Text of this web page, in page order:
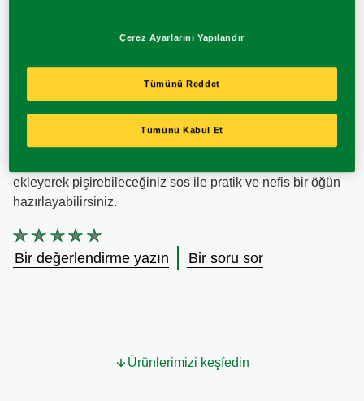
edenlerin güvenle tercih edebileceği sos, nefis krema ve
kurutulmuş mantarların harmanlanmasıyla hazırlanır.
İtalyan usulü, lezzetli bir makarna hazırlamanıza yardımcı
olan Knorr Kremalı Mantarlı Makarna Sosu içerik açısından
öğünlerinizde rahatça kullanabileceğiniz bir sostur. Knorr
Kremalı Mantarlı Makarna Sosu kullanım şekilleri ise
ekleyerek pişirebileceğiniz sos ile pratik ve nefis bir öğün
hazırlayabilirsiniz.
Bu
için
Bir değerlendirme yazın Bir soru sor
Ürünlerimizi keşfedin
Çerez Ayarlarını Yapılandır
Tümünü Reddet
Tümünü Kabul Et